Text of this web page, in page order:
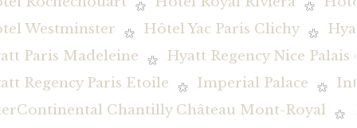
Westminster
Hôtel Yac Paris Clichy
Paris Madeleine
Hyatt Regency Nice
Regency Paris Etoile
Imperial Palace
Chantilly Château Mont-Royal